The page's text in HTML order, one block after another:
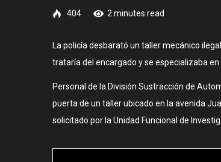
404 2 minutes read
La policía desbarató un taller mecánico
trataría del encargado y se especializaba
Personal de la División Sustracción de
puerta de un taller ubicado en la avenida
solicitado por la Unidad Funcional de